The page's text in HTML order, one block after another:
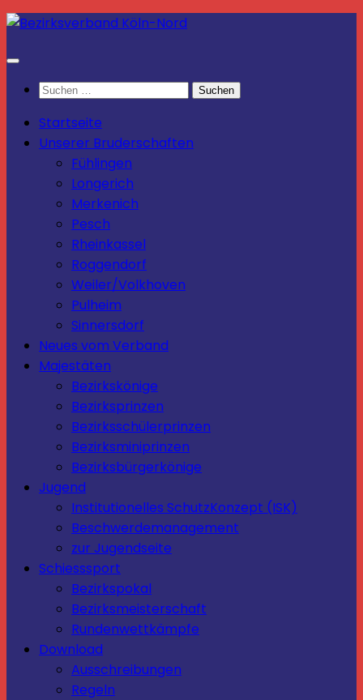
Zum
springen
Suchen
Startseite
Unserer Bruderschaften
Fühlingen
Longerich
Merkenich
Pesch
Rheinkassel
Roggendorf
Weiler/Volkhoven
Pulheim
Sinnersdorf
Neues vom Verband
Majestäten
Bezirkskönige
Bezirksprinzen
Bezirksschülerprinzen
Bezirksminiprinzen
Bezirksbürgerkönige
Jugend
Institutionelles SchutzKonzept (ISK)
Beschwerdemanagement
zur Jugendseite
Schiesssport
Bezirkspokal
Bezirksmeisterschaft
Rundenwettkämpfe
Download
Ausschreibungen
Regeln